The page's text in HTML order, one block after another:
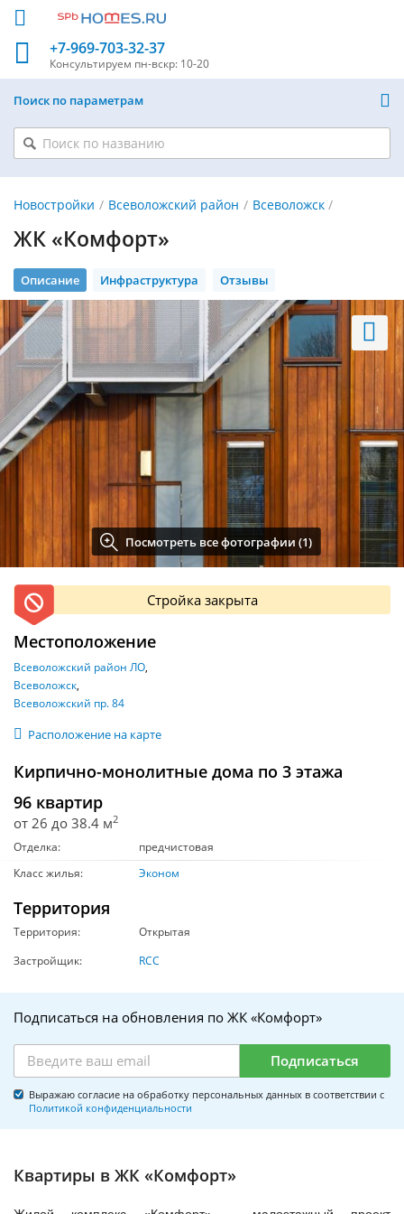
+7-969-703-32-37
Консультируем пн-вскр: 10-20
Поиск по параметрам
Новостройки Всеволожский район Всеволожск
ЖК «Комфорт»
Описание Инфраструктура Отзывы
Посмотреть все фотографии (1)
Стройка закрыта
Местоположение
Всеволожский район ЛО
Всеволожск
Всеволожский пр. 84
Расположение на карте
Кирпично-монолитные дома по 3 этажа
96 квартир
от 26 до 38.4 м2
Отделка:
предчистовая
Класс жилья:
Эконом
Территория
Территория:
Открытая
Застройщик:
RCC
Подписаться на обновления по ЖК «Комфорт»
Подписаться
Выражаю согласие на обработку персональных данных в соответствии с
Политикой конфиденциальности
Квартиры в ЖК «Комфорт»